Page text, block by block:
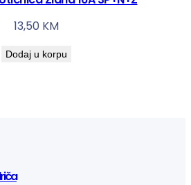
13,50 KM
Dodaj u korpu